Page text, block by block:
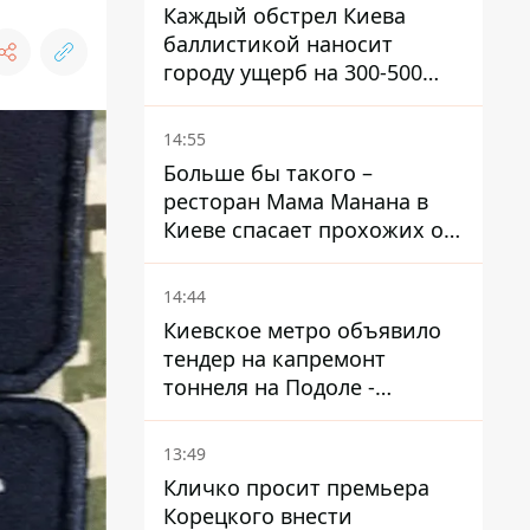
Каждый обстрел Киева
баллистикой наносит
городу ущерб на 300-500
миллионов - Петр
Пантелеев
14:55
Больше бы такого –
ресторан Мама Манана в
Киеве спасает прохожих от
жары
14:44
Киевское метро объявило
тендер на капремонт
тоннеля на Подоле -
продлится почти два года
13:49
Кличко просит премьера
Корецкого внести